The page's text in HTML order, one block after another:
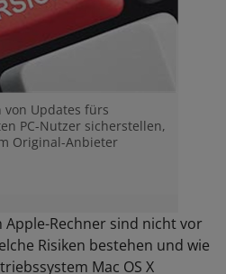
Updates fürs
PC-Nutzer sicherstellen,
Original-Anbieter
Apple-Rechner sind nicht vor
Risiken bestehen und wie
Mac OS X